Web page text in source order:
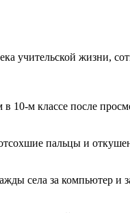
жизни,
10-м классе после
пальцы и
села за компьютер и